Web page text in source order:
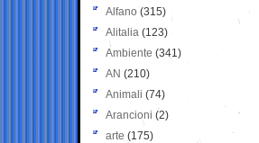
Alfano (315)
Alitalia (123)
Ambiente (341)
AN (210)
Animali (74)
Arancioni (2)
arte (175)